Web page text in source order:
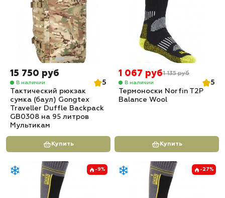
15 750 руб
В наличии
5
Тактический рюкзак
сумка (баул) Gongtex
Traveller Duffle Backpack
GB0308 на 95 литров
Мультикам
Купить
1 067 руб1 135 руб
В наличии
5
Термоноски Norfin T2P
Balance Wool
Купить
-9% -27%